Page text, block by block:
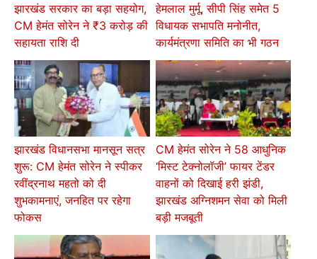
झारखंड सरकार का बड़ा सहयोग,
CM हेमंत सोरेन ने ₹3 करोड़ की
सहायता राशि दी
हेमलाल मुर्मू, सीपी सिंह समेत 5
विधायक सभापति मनोनीत,
कार्यमंत्रणा समिति का भी गठन
झारखंड विधानसभा मानसून सत्र
शुरू: CM हेमंत सोरेन ने स्पीकर
रवींद्रनाथ महतो को दी
शुभकामनाएं, जनहित पर रहेगा
फोकस
CM हेमंत सोरेन ने 58 आधुनिक
‘मिस्ट टेक्नोलॉजी’ फायर टेंडर
वाहनों को दिखाई हरी झंडी,
झारखंड अग्निशमन सेवा को मिली
बड़ी मजबूती